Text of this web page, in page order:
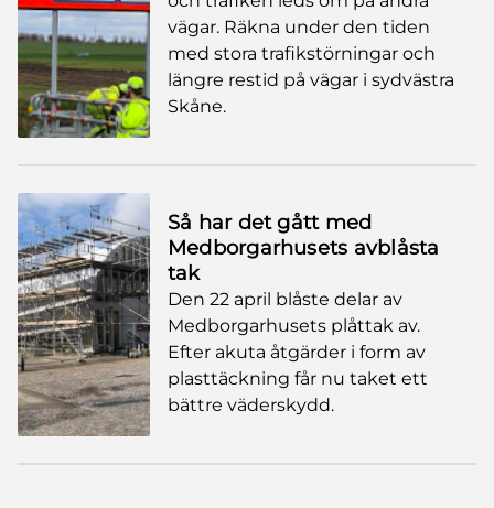
vägar. Räkna under den tiden
med stora trafikstörningar och
längre restid på vägar i sydvästra
Skåne.
Så har det gått med
Medborgarhusets avblåsta
tak
Den 22 april blåste delar av
Medborgarhusets plåttak av.
Efter akuta åtgärder i form av
plasttäckning får nu taket ett
bättre väderskydd.